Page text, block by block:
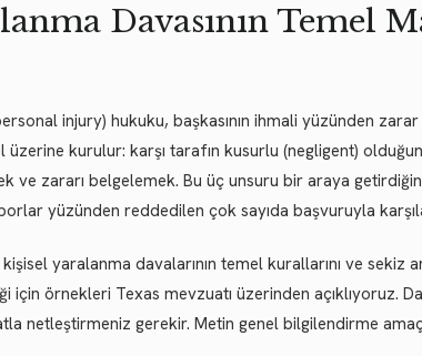
Davasının Temel
injury) hukuku, başkasının ihmali yüzünden zarar
üzerine kurulur: karşı tarafın kusurlu (negligent)
ve zararı belgelemek. Bu üç unsuru bir araya
yüzünden reddedilen çok sayıda başvuruyla
yaralanma davalarının temel kurallarını ve
için örnekleri Texas mevzuatı üzerinden açıklıyoruz.
netleştirmeniz gerekir. Metin genel bilgilendirme